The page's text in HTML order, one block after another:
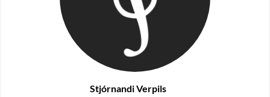
Stjórnandi Verpils